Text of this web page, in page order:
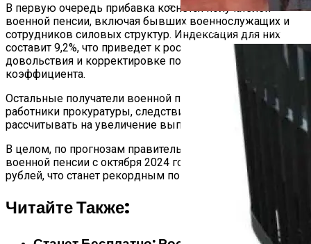
Какие Дрова Лучше Для
В первую очередь прибавка коснется получателей
военной пенсии, включая бывших военнослужащих и
сотрудников силовых структур. Индексация для них
составит 9,2%, что приведет к росту денежного
довольствия и корректировке понижающего
коэффициента.
Остальные получатели военной пенсии, такие как
работники прокуратуры, следствия и судьи, могут
рассчитывать на увеличение выплат примерно на 4,5%.
В целом, по прогнозам правительства, средний размер
военной пенсии с октября 2024 года превысит 43 000
рублей, что станет рекордным показателем для России.
Читайте Также: